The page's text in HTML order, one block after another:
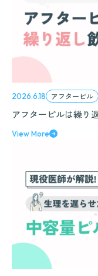
2026.6.18 アフターピル
アフターピルは繰り
View More